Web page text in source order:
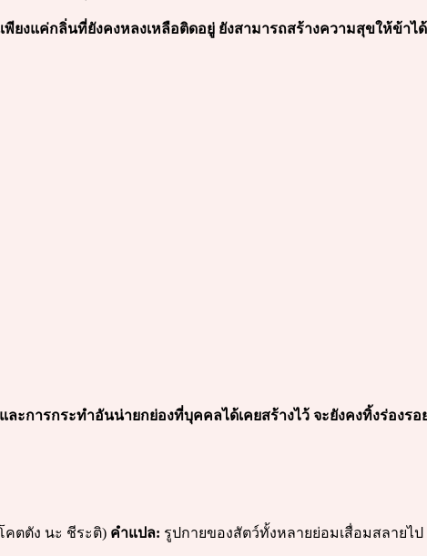
พียงแค่กลิ่นที่ยังคงหลงเหลือติดอยู่ ยังสามารถสร้างความสุขให้ข้า
ะการกระทำอันน่ายกย่องที่บุคคลได้เคยสร้างไว้ จะยังคงทิ้งร่อง
คตตัง นะ ชีระติ) คำแปล: รูปกายของสัตว์ทั้งหลายย่อมเสื่อมสลายไ